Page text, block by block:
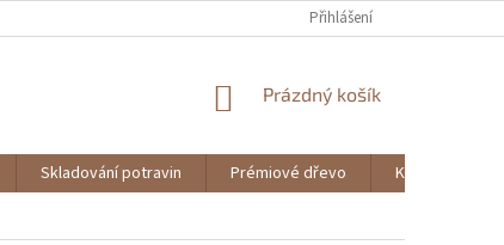
Přihlášení
NÁKUPNÍ
Prázdný košík
Skladování potravin Prémiové dřevo
Knihy